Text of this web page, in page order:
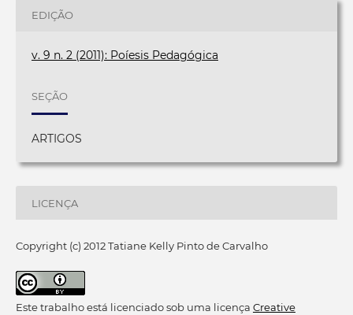
EDIÇÃO
v. 9 n. 2 (2011): Poíesis Pedagógica
SEÇÃO
ARTIGOS
LICENÇA
Copyright (c) 2012 Tatiane Kelly Pinto de Carvalho
Este trabalho está licenciado sob uma licença Creative